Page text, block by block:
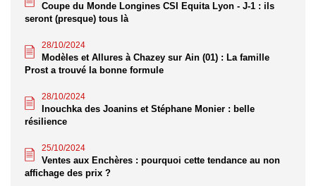
Coupe du Monde Longines CSI Equita Lyon - J-1 : ils
seront (presque) tous là
28/10/2024
Modèles et Allures à Chazey sur Ain (01) : La famille
Prost a trouvé la bonne formule
28/10/2024
Inouchka des Joanins et Stéphane Monier : belle
résilience
25/10/2024
Ventes aux Enchères : pourquoi cette tendance au non
affichage des prix ?